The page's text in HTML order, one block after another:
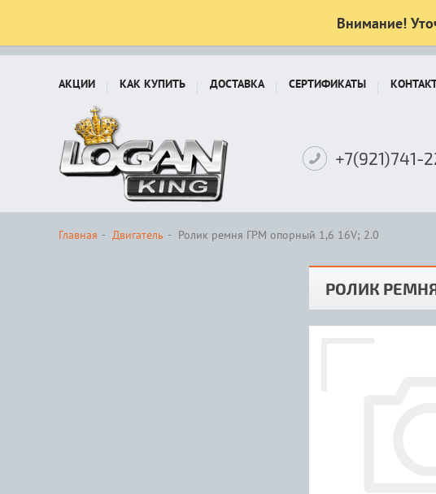
Внимание!
АКЦИИ КАК КУПИТЬ ДОСТАВКА СЕРТИФИКАТЫ
+7(921)741-
Главная Двигатель Ролик ремня ГРМ опорный 1,6 16V; 2.0
РОЛИК